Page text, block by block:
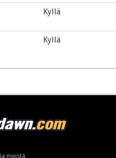
Kyllä
Kyllä
meistä